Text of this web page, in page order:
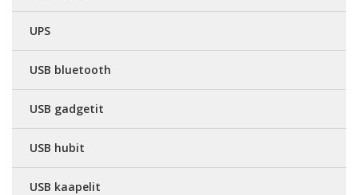
UPS
USB bluetooth
USB gadgetit
USB hubit
USB kaapelit